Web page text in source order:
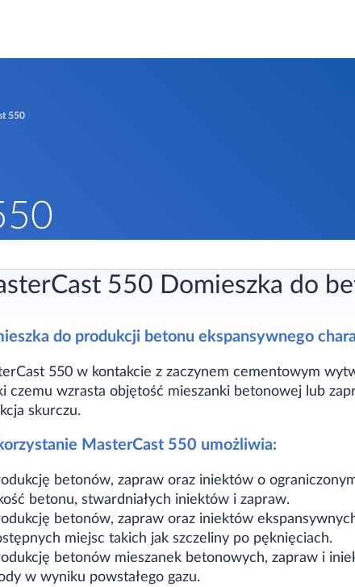
550
550 Domieszka do
do produkcji betonu ekspansywnego
550 w kontakcie z zaczynem cementowym
czemu wzrasta objętość mieszanki betonowej lub
skurczu.
MasterCast 550 umożliwia:
betonów, zapraw oraz iniektów o
betonu, stwardniałych iniektów i zapraw.
betonów, zapraw oraz iniektów
miejsc takich jak szczeliny po pęknięciach.
betonów mieszanek betonowych, zapraw i
w wyniku powstałego gazu.